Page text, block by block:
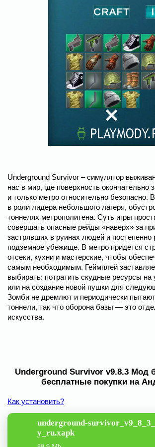
Underground Survivor – симулятор
нас в мир, где поверхность окончательно
и только метро относительно безопасно.
в роли лидера небольшого лагеря,
тоннелях метрополитена. Суть игры
совершать опасные рейды «наверх» за
застрявших в руинах людей и постепенно
подземное убежище. В метро придется
отсеки, кухни и мастерские, чтобы
самым необходимым. Геймплей
выбирать: потратить скудные ресурсы на
или на создание новой пушки для
Зомби не дремлют и периодически
тоннели, так что оборона базы — это
искусства.
Underground Survivor v9.8.3 Мод
бесплатные покупки на
Как установить?
underground-
y_ru.xapk